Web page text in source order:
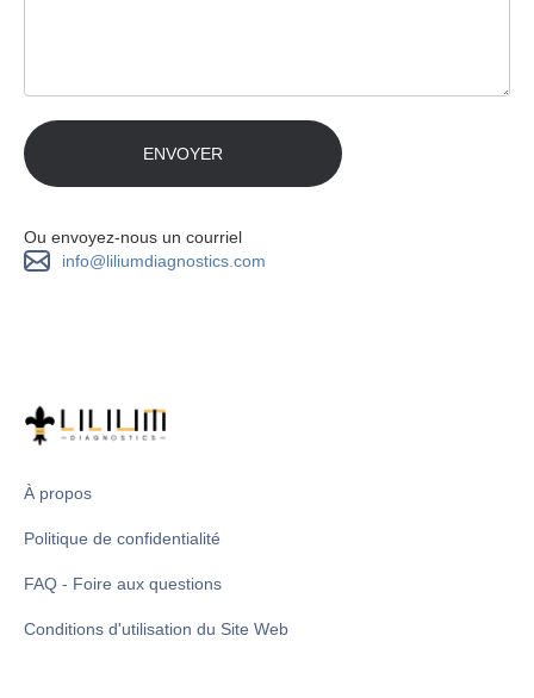
Ou envoyez-nous un courriel
info@liliumdiagnostics.com
À propos
Politique de confidentialité
FAQ - Foire aux questions
Conditions d'utilisation du Site Web